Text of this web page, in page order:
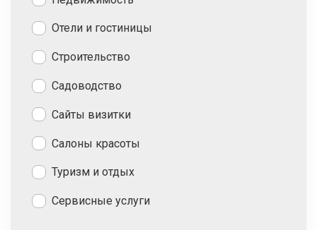
Отели и гостиницы
Строительство
Садоводство
Сайты визитки
Салоны красоты
Туризм и отдых
Сервисные услуги